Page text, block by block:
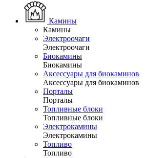
Камины
Камины
Электроочаги
Электроочаги
Биокамины
Биокамины
Аксессуары для биокаминов
Аксессуары для биокаминов
Порталы
Порталы
Топливные блоки
Топливные блоки
Электрокамины
Электрокамины
Топливо
Топливо